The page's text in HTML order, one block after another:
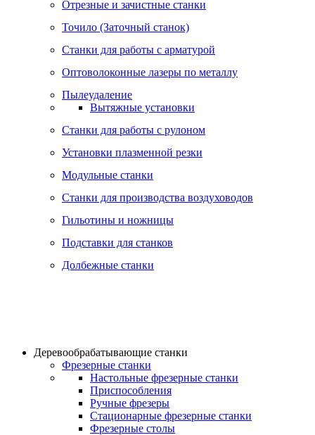
Отрезные и зачистные станки
Точило (Заточный станок)
Станки для работы с арматурой
Оптоволоконные лазеры по металлу
Пылеудаление
Вытяжные установки
Станки для работы с рулоном
Установки плазменной резки
Модульные станки
Станки для производства воздуховодов
Гильотины и ножницы
Подставки для станков
Долбежные станки
Деревообрабатывающие станки
Фрезерные станки
Настольные фрезерные станки
Приспособления
Ручные фрезеры
Стационарные фрезерные станки
Фрезерные столы